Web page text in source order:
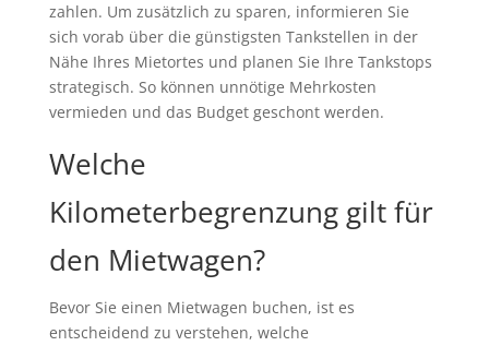
zahlen. Um zusätzlich zu sparen, informieren Sie
sich vorab über die günstigsten Tankstellen in der
Nähe Ihres Mietortes und planen Sie Ihre Tankstops
strategisch. So können unnötige Mehrkosten
vermieden und das Budget geschont werden.
Welche
Kilometerbegrenzung gilt für
den Mietwagen?
Bevor Sie einen Mietwagen buchen, ist es
entscheidend zu verstehen, welche